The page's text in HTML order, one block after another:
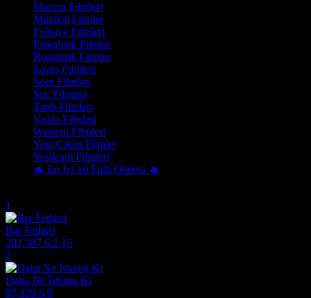
Macera Filmleri
Müzikal Filmler
Polisiye Filmleri
Psikolojik Filmler
Romantik Filmler
Savaş Filmleri
Spor Filmleri
Suç Filmleri
Tarih Filmleri
Vuxia Filmleri
Western Filmleri
Yeni Çıkan Filmler
Yeşilçam Filmleri
🔥 En İyi 10 Film Önerisi 🔥
1
Bar Fedaisi
202,387 6.2 15
2
Daha Ne İsterim Ki
87,259 6.0